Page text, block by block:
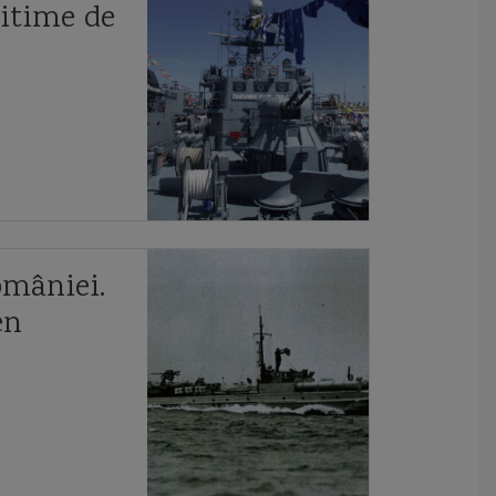
corveta Buyan M
corveta K-130 Braunschweig
corveta Sigma 10514 corveta Tetal I
corveta Tetal II Corveta Vasily Bykov
elisabeta crucisatorul Maresal Ustinov
Dacia
Damen Mangalia Damen SeaXplorer
Dardanele dau DDG 1001
de